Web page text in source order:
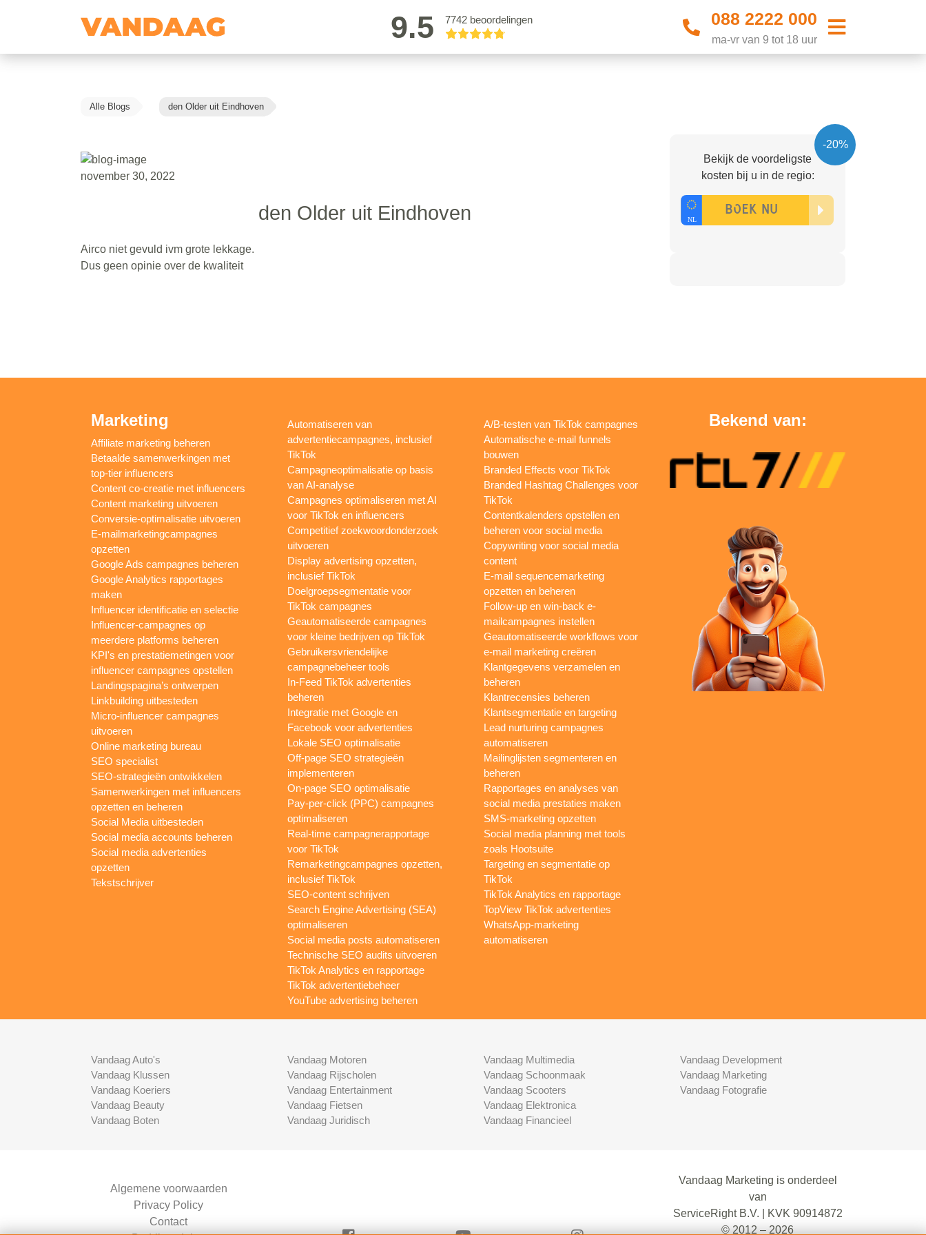
9.5 7742 beoordelingen 088 2222 000
ma-vr van 9 tot 18 uur
Alle Blogs den Older uit Eindhoven
november 30, 2022
den Older uit Eindhoven
Airco niet gevuld ivm grote lekkage.
Dus geen opinie over de kwaliteit
-20%
Bekijk de voordeligste
kosten bij u in de regio:
Marketing
Affiliate marketing beheren
Betaalde samenwerkingen met
top-tier influencers
Content co-creatie met influencers
Content marketing uitvoeren
Conversie-optimalisatie uitvoeren
E-mailmarketingcampagnes
opzetten
Google Ads campagnes beheren
Google Analytics rapportages
maken
Influencer identificatie en selectie
Influencer-campagnes op
meerdere platforms beheren
KPI's en prestatiemetingen voor
influencer campagnes opstellen
Landingspagina’s ontwerpen
Linkbuilding uitbesteden
Micro-influencer campagnes
uitvoeren
Online marketing bureau
SEO specialist
SEO-strategieën ontwikkelen
Samenwerkingen met influencers
opzetten en beheren
Social Media uitbesteden
Social media accounts beheren
Social media advertenties
opzetten
Tekstschrijver
Automatiseren van
advertentiecampagnes, inclusief
TikTok
Campagneoptimalisatie op basis
van AI-analyse
Campagnes optimaliseren met AI
voor TikTok en influencers
Competitief zoekwoordonderzoek
uitvoeren
Display advertising opzetten,
inclusief TikTok
Doelgroepsegmentatie voor
TikTok campagnes
Geautomatiseerde campagnes
voor kleine bedrijven op TikTok
Gebruikersvriendelijke
campagnebeheer tools
In-Feed TikTok advertenties
beheren
Integratie met Google en
Facebook voor advertenties
Lokale SEO optimalisatie
Off-page SEO strategieën
implementeren
On-page SEO optimalisatie
Pay-per-click (PPC) campagnes
optimaliseren
Real-time campagnerapportage
voor TikTok
Remarketingcampagnes opzetten,
inclusief TikTok
SEO-content schrijven
Search Engine Advertising (SEA)
optimaliseren
Social media posts automatiseren
Technische SEO audits uitvoeren
TikTok Analytics en rapportage
TikTok advertentiebeheer
YouTube advertising beheren
A/B-testen van TikTok campagnes
Automatische e-mail funnels
bouwen
Branded Effects voor TikTok
Branded Hashtag Challenges voor
TikTok
Contentkalenders opstellen en
beheren voor social media
Copywriting voor social media
content
E-mail sequencemarketing
opzetten en beheren
Follow-up en win-back e-
mailcampagnes instellen
Geautomatiseerde workflows voor
e-mail marketing creëren
Klantgegevens verzamelen en
beheren
Klantrecensies beheren
Klantsegmentatie en targeting
Lead nurturing campagnes
automatiseren
Mailinglijsten segmenteren en
beheren
Rapportages en analyses van
social media prestaties maken
SMS-marketing opzetten
Social media planning met tools
zoals Hootsuite
Targeting en segmentatie op
TikTok
TikTok Analytics en rapportage
TopView TikTok advertenties
WhatsApp-marketing
automatiseren
Bekend van:
Vandaag Auto's
Vandaag Klussen
Vandaag Koeriers
Vandaag Beauty
Vandaag Boten
Vandaag Motoren
Vandaag Rijscholen
Vandaag Entertainment
Vandaag Fietsen
Vandaag Juridisch
Vandaag Multimedia
Vandaag Schoonmaak
Vandaag Scooters
Vandaag Elektronica
Vandaag Financieel
Vandaag Development
Vandaag Marketing
Vandaag Fotografie
Algemene voorwaarden
Privacy Policy
Contact
Vandaag Marketing is onderdeel
van
ServiceRight B.V. | KVK 90914872
© 2012 – 2026